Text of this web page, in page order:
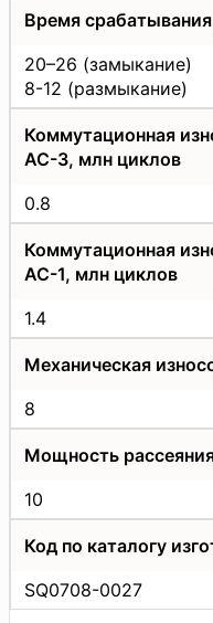
Время
20–26 (замыкание)
8-12 (размыкание)
Коммутационная
AC-3, млн циклов
0.8
Коммутационная
AC-1, млн циклов
1.4
Механическая
8
Мощность
10
Код по каталогу
SQ0708-0027